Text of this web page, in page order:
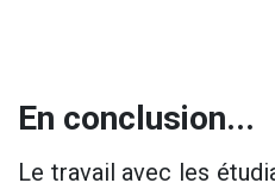
En conclusion...
Le travail avec les